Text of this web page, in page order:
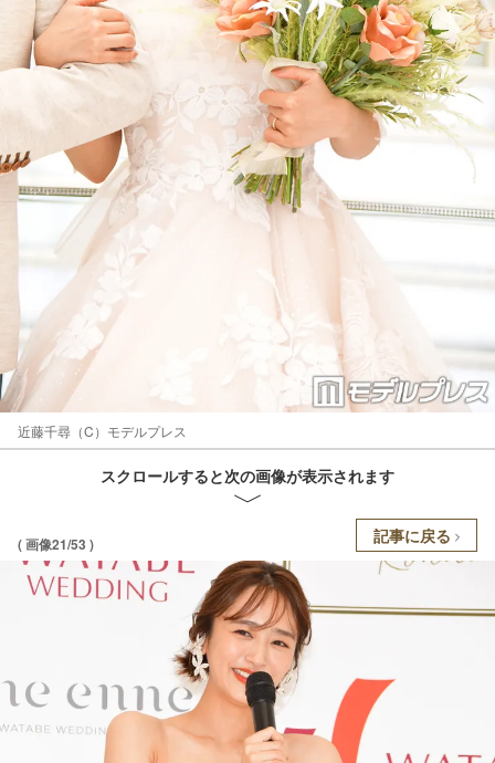
近藤千尋（C）モデルプレス
スクロールすると次の画像が表示されます
( 画像21/53 ) 記事に戻る